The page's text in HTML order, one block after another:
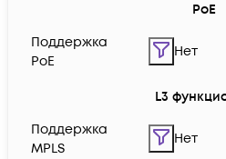
PoE
Поддержка
PoE
Нет
L3
Поддержка
MPLS
Нет